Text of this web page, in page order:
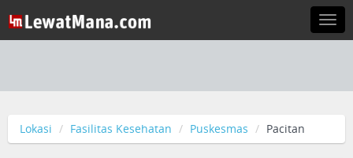
Lokasi Fasilitas Kesehatan Puskesmas Pacitan